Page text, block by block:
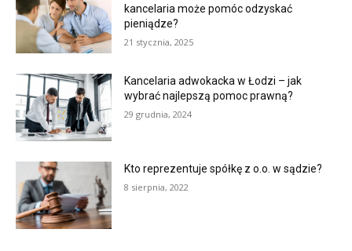
kancelaria może pomóc odzyskać
pieniądze?
21 stycznia, 2025
Kancelaria adwokacka w Łodzi – jak
wybrać najlepszą pomoc prawną?
29 grudnia, 2024
Kto reprezentuje spółkę z o.o. w sądzie?
8 sierpnia, 2022